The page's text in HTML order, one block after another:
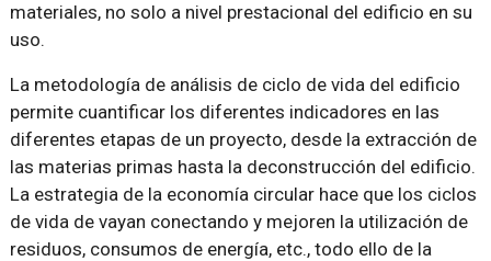
materiales, no solo a nivel prestacional del edificio en su
uso.
La metodología de análisis de ciclo de vida del edificio
permite cuantificar los diferentes indicadores en las
diferentes etapas de un proyecto, desde la extracción de
las materias primas hasta la deconstrucción del edificio.
La estrategia de la economía circular hace que los ciclos
de vida de vayan conectando y mejoren la utilización de
residuos, consumos de energía, etc., todo ello de la